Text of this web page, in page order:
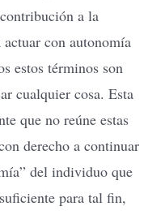
a la
actuar con autonomía
estos términos son
cualquier cosa. Esta
que no reúne estas
derecho a continuar
del individuo que
para tal fin,